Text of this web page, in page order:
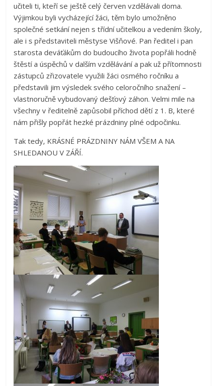
učiteli ti, kteří se ještě celý červen vzdělávali doma.
Výjimkou byli vycházející žáci, těm bylo umožněno
společné setkání nejen s třídní učitelkou a vedením školy,
ale i s představiteli městyse Višňové. Pan ředitel i pan
starosta deváťákům do budoucího života popřáli hodně
štěstí a úspěchů v dalším vzdělávání a pak už přítomnosti
zástupců zřizovatele využili žáci osmého ročníku a
představili jim výsledek svého celoročního snažení –
vlastnoručně vybudovaný dešťový záhon. Velmi mile na
všechny v ředitelně zapůsobil příchod dětí z 1. B, které
nám přišly popřát hezké prázdniny plné odpočinku.
Tak tedy, KRÁSNÉ PRÁZDNINY NÁM VŠEM A NA
SHLEDANOU V ZÁŘÍ.